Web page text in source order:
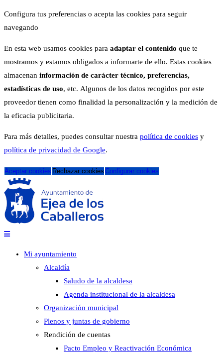
Configura tus preferencias o acepta las cookies para seguir
navegando
En esta web usamos cookies para adaptar el contenido que te
mostramos y estamos obligados a informarte de ello. Estas cookies
almacenan información de carácter técnico, preferencias,
estadísticas de uso, etc. Algunos de los datos recogidos por este
proveedor tienen como finalidad la personalización y la medición de
la eficacia publicitaria.
Para más detalles, puedes consultar nuestra política de cookies y
política de privacidad de Google.
Aceptar cookies Rechazar cookies Configurar cookies
Mi ayuntamiento
Alcaldía
Saludo de la alcaldesa
Agenda institucional de la alcaldesa
Organización municipal
Plenos y juntas de gobierno
Rendición de cuentas
Pacto Empleo y Reactivación Económica